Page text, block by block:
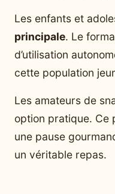
Les enfants et
principale. Le
d’utilisation
cette population
Les amateurs de
option pratique. Ce
une pause
un véritable repas.